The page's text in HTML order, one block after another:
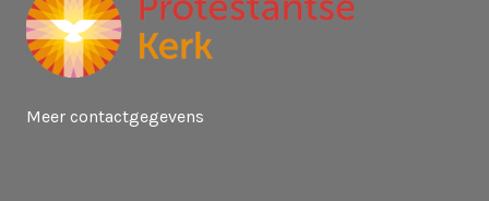
Meer contactgegevens